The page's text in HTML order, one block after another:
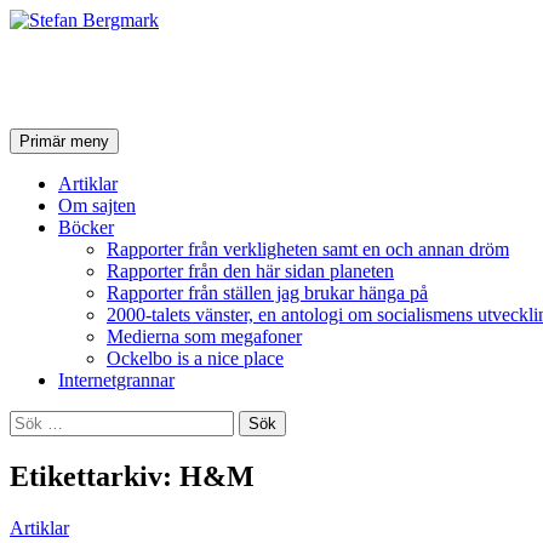
SökPrimär meny Hoppa
till
innehåll
Artiklar
Om sajten
Böcker
Rapporter från verkligheten samt en och annan dröm
Rapporter från den här sidan planeten
Rapporter från ställen jag brukar hänga på
2000-talets vänster, en antologi om socialismens
Medierna som megafoner
Ockelbo is a nice place
Internetgrannar
Sök
efter:
Etikettarkiv: H&M
Artiklar